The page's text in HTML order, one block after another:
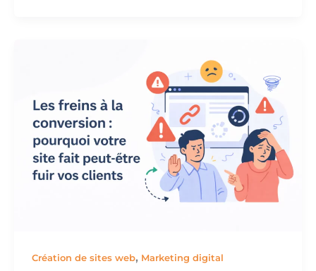
Création de sites web, Marketing digital